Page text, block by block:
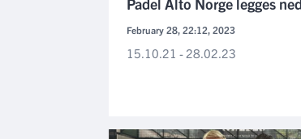
February 28, 22:12, 2023
15.10.21 - 28.02.23